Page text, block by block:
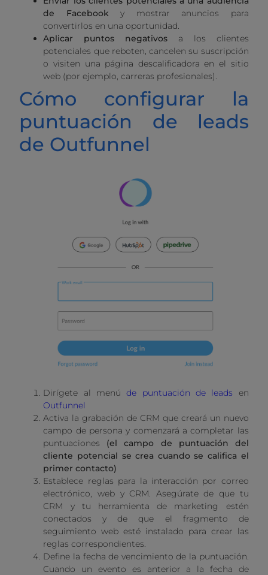
de Facebooky mostrar anuncios para
convertirlos en una oportunidad.
Aplicar puntos negativos a los clientes
potenciales que reboten, cancelen su suscripción
o visiten una página descalificadora en el sitio
web (por ejemplo, carreras profesionales).
Cómo configurar la
puntuación de leads
de Outfunnel
Dirígete al menúde puntuación de leads en
Outfunnel
Activa la grabación de CRM que creará un nuevo
campo de persona y comenzará a completar las
puntuaciones (el campo de puntuación del
cliente potencial se crea cuando se califica el
primer contacto)
Establece reglas para la interacción por correo
electrónico, web y CRM. Asegúrate de que tu
CRM y tu herramienta de marketing estén
conectados y de que el fragmento de
seguimiento web esté instalado para crear las
reglas correspondientes.
Define la fecha de vencimiento de la puntuación.
Cuando un evento es anterior a la fecha de